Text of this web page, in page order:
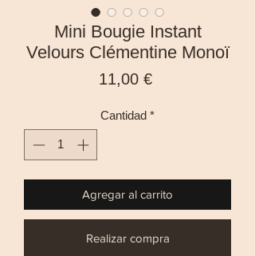
Mini Bougie Instant
Velours Clémentine Monoï
11,00 €Precio
Cantidad *
Agregar al carrito
Realizar compra